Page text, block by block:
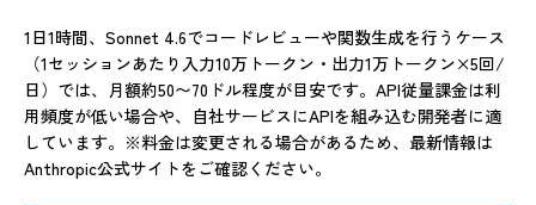
1日1時間、Sonnet 4.6でコードレビューや関数生成を行うケース
（1セッションあたり入力10万トークン・出力1万トークン×5回/
日）では、月額約50〜70ドル程度が目安です。API従量課金は利
用頻度が低い場合や、自社サービスにAPIを組み込む開発者に適
しています。※料金は変更される場合があるため、最新情報は
Anthropic公式サイトをご確認ください。